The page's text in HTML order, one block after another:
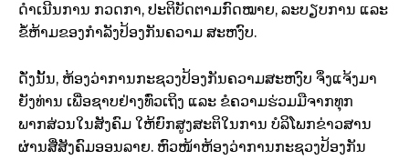
ດຳເນີນການ ກວດກາ, ປະຕິບັດຕາມກົດໝາຍ, ລະບຽບການ ແລະ
ຂໍ້ຫ້າມຂອງກຳລັງປ້ອງກັນຄວາມ ສະຫງົບ.
ດັ່ງນັ້ນ, ຫ້ອງວ່າການກະຊວງປ້ອງກັນຄວາມສະຫງົບ ຈຶ່ງແຈ້ງມາ
ຍັງທ່ານ ເພື່ອຊາບຢ່າງທົ່ວເຖິງ ແລະ ຂໍຄວາມຮ່ວມມືຈາກທຸກ
ພາກສ່ວນໃນສັງຄົມ ໃຫ້ຍົກສູງສະຕິໃນການ ບໍລິໂພກຂ່າວສານ
ຜ່ານສື່ສັງຄົມອອນລາຍ. ຫົວໜ້າຫ້ອງວ່າການກະຊວງປ້ອງກັນ